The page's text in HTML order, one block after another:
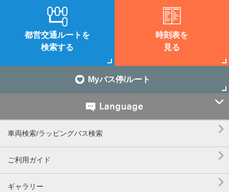
都営交通ルートを
検索する
時刻表を
見る
Myバス停/ルート

車両検索/ラッピングバス検索 
ご利用ガイド 
ギャラリー 